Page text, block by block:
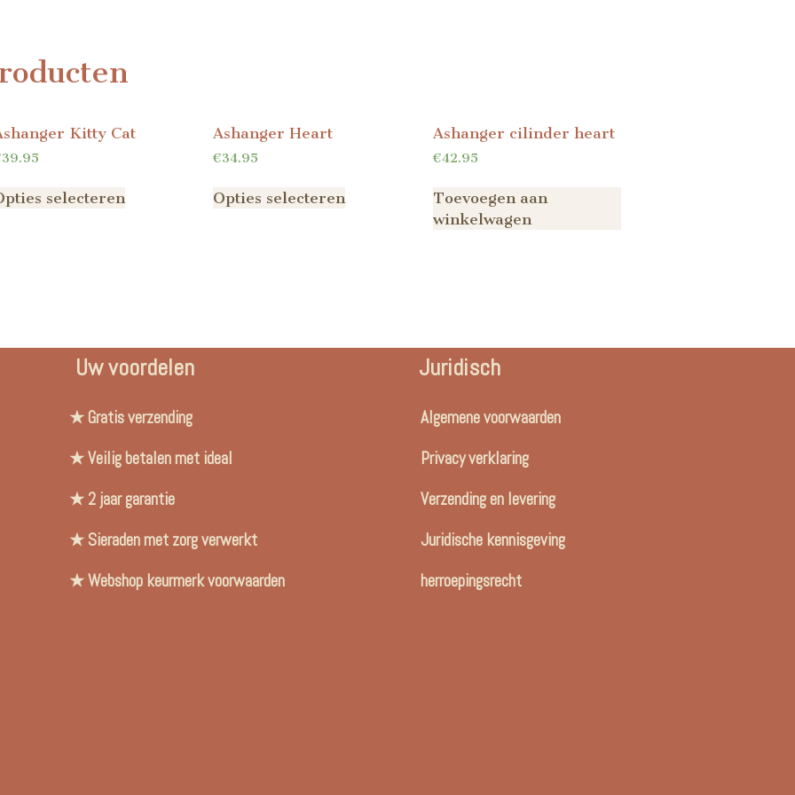
Kitty Cat
39.95
selecteren
Ashanger Heart
€34.95
Opties selecteren
Ashanger cilinder heart
€42.95
Toevoegen aan
winkelwagen
Uw voordelen
★ Gratis verzending
★ Veilig betalen met ideal
★ 2 jaar garantie
★ Sieraden met zorg verwerkt
★ Webshop keurmerk voorwaarden
Juridisch
Algemene voorwaarden
Privacy verklaring
Verzending en levering
Juridische kennisgeving
herroepingsrecht